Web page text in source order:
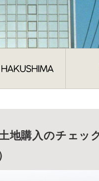
地購入のチェッ